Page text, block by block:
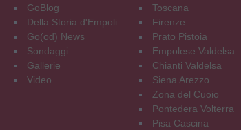
GoBlog
Della Storia d'Empoli
Go(od) News
Sondaggi
Gallerie
Video
Toscana
Firenze
Prato Pistoia
Empolese Valdelsa
Chianti Valdelsa
Siena Arezzo
Zona del Cuoio
Pontedera Volterra
Pisa Cascina